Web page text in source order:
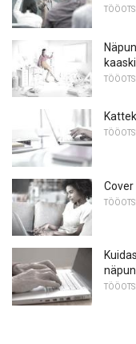
Cover